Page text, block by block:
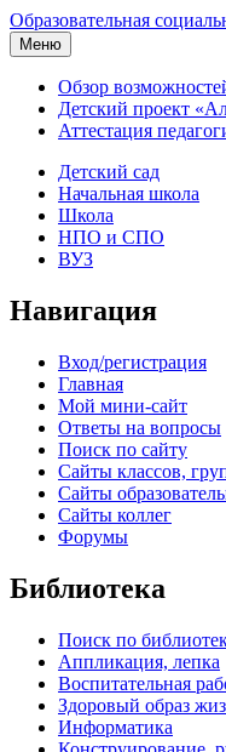
Образовательная
Меню
Обзор
Детский проект
Аттестация
Детский сад
Начальная школа
Школа
НПО и СПО
ВУЗ
Навигация
Вход/регистрация
Главная
Мой мини-сайт
Ответы на вопросы
Поиск по сайту
Сайты классов,
Сайты
Сайты коллег
Форумы
Библиотека
Поиск по
Аппликация, лепка
Воспитательная
Здоровый образ
Информатика